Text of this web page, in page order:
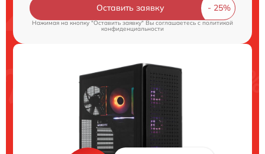
Оставить заявку
Нажимая на кнопку "Оставить заявку" Вы соглашаетесь cполитикой
конфиденциальности